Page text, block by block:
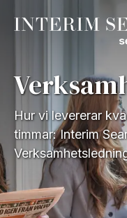
Hur vi levererar
timmar: Interim